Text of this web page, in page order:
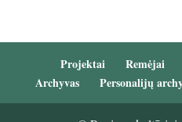
Projektai Remėjai
Archyvas
Personalijų